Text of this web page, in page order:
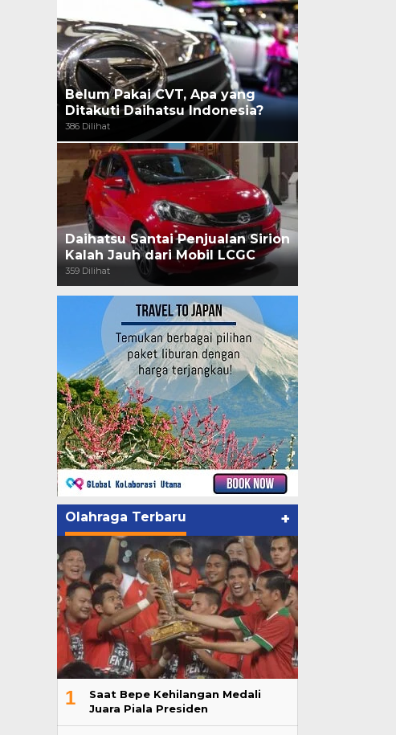
Belum Pakai CVT, Apa yang
Ditakuti Daihatsu Indonesia?
386 Dilihat
Daihatsu Santai Penjualan Sirion
Kalah Jauh dari Mobil LCGC
359 Dilihat
Olahraga Terbaru +
1
Saat Bepe Kehilangan Medali
Juara Piala Presiden